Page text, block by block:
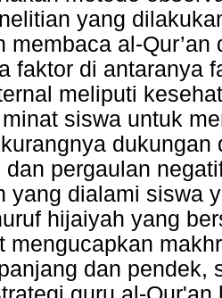
yang
membaca al-
faktor di antaranya
meliputi
siswa untuk
dan pergaulan
yang dialami siswa
hijaiyah yang
mengucapkan
dan pendek,